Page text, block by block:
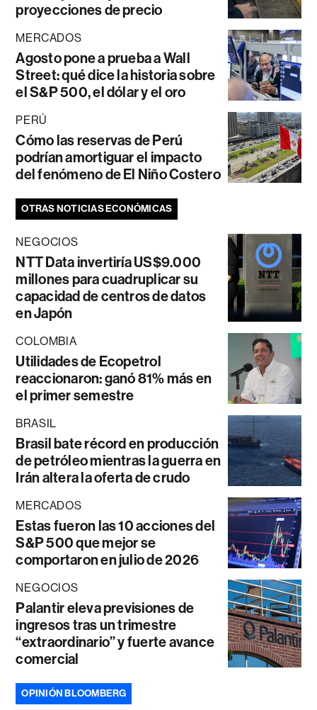
proyecciones de precio
MERCADOS
Agosto pone a prueba a Wall
Street: qué dice la historia sobre
el S&P 500, el dólar y el oro
PERÚ
Cómo las reservas de Perú
podrían amortiguar el impacto
del fenómeno de El Niño Costero
OTRAS NOTICIAS ECONÓMICAS
NEGOCIOS
NTT Data invertiría US$9.000
millones para cuadruplicar su
capacidad de centros de datos
en Japón
COLOMBIA
Utilidades de Ecopetrol
reaccionaron: ganó 81% más en
el primer semestre
BRASIL
Brasil bate récord en producción
de petróleo mientras la guerra en
Irán altera la oferta de crudo
MERCADOS
Estas fueron las 10 acciones del
S&P 500 que mejor se
comportaron en julio de 2026
NEGOCIOS
Palantir eleva previsiones de
ingresos tras un trimestre
“extraordinario” y fuerte avance
comercial
OPINIÓN BLOOMBERG